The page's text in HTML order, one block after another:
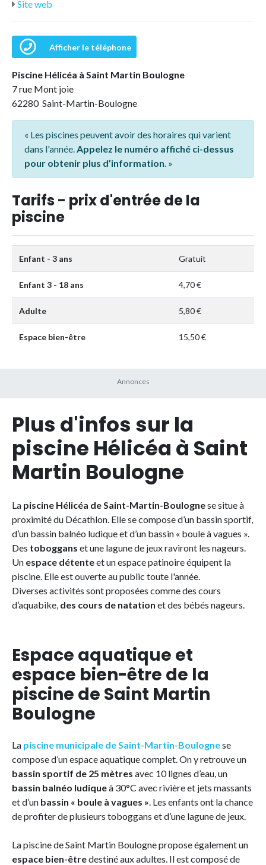
Site web
Afficher le téléphone
Piscine Hélicéa à Saint Martin Boulogne
7 rue Mont joie
62280 Saint-Martin-Boulogne
« Les piscines peuvent avoir des horaires qui varient
dans l'année.Appelez le numéro affiché ci-dessus
pour obtenir plus d’information. »
Tarifs - prix d'entrée de la
piscine
Enfant - 3 ans Gratuit
Enfant 3 - 18 ans 4,70 €
Adulte 5,80 €
Espace bien-être 15,50 €
Plus d'infos sur la
piscine Hélicéa à Saint
Martin Boulogne
La piscine Hélicéa de Saint-Martin-Boulognese situe à
proximité du Décathlon. Elle se compose d’un bassin sportif,
d’un bassin balnéo ludique et d’un bassin « boule à vagues ».
Des toboggans et une lagune de jeux raviront les nageurs.
Un espace détenteet un espace patinoire équipent la
piscine. Elle est ouverte au public toute l'année.
Diverses activités sont proposées comme des cours
d’aquabike, des cours de natation et des bébés nageurs.
Espace aquatique et
espace bien-être de la
piscine de Saint Martin
Boulogne
La piscine municipale de Saint-Martin-Boulognese
compose d’un espace aquatique complet. On y retrouve un
bassin sportif de 25 mètres avec 10 lignes d’eau, un
bassin balnéo ludiqueà 30°C avec rivière et jets massants
et d’un bassin « boule à vagues ». Les enfants ont la chance
de profiter de plusieurs toboggans et d’une lagune de jeux.
La piscine de Saint Martin Boulogne propose également un
espace bien-êtredestiné aux adultes. Il est composé de